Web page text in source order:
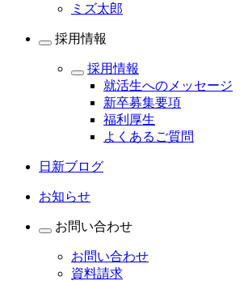
ミズ太郎
採用情報
採用情報
就活生へのメッセージ
新卒募集要項
福利厚生
よくあるご質問
日新ブログ
お知らせ
お問い合わせ
お問い合わせ
資料請求